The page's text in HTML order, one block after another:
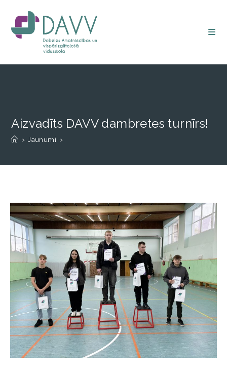
Aizvadīts DAVV dambretes turnīrs!
> Jaunumi >